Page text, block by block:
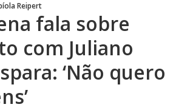
Reipert
fala sobre
com Juliano
‘Não quero